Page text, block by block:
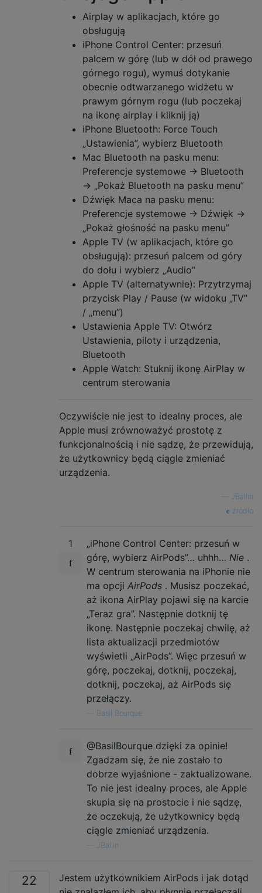
Airplay w aplikacjach, które go
obsługują
iPhone Control Center: przesuń
palcem w górę (lub w dół od prawego
górnego rogu), wymuś dotykanie
obecnie odtwarzanego widżetu w
prawym górnym rogu (lub poczekaj
na ikonę airplay i kliknij ją)
iPhone Bluetooth: Force Touch
„Ustawienia”, wybierz Bluetooth
Mac Bluetooth na pasku menu:
Preferencje systemowe → Bluetooth
→ „Pokaż Bluetooth na pasku menu”
Dźwięk Maca na pasku menu:
Preferencje systemowe → Dźwięk →
„Pokaż głośność na pasku menu”
Apple TV (w aplikacjach, które go
obsługują): przesuń palcem od góry
do dołu i wybierz „Audio”
Apple TV (alternatywnie): Przytrzymaj
przycisk Play / Pause (w widoku „TV”
/ „menu”)
Ustawienia Apple TV: Otwórz
Ustawienia, piloty i urządzenia,
Bluetooth
Apple Watch: Stuknij ikonę AirPlay w
centrum sterowania
Oczywiście nie jest to idealny proces, ale
Apple musi zrównoważyć prostotę z
funkcjonalnością i nie sądzę, że przewidują,
że użytkownicy będą ciągle zmieniać
urządzenia.
JBallin
źródło
1
„iPhone Control Center: przesuń w
górę, wybierz AirPods”… uhhh… Nie .
W centrum sterowania na iPhonie nie
ma opcji AirPods . Musisz poczekać,
aż ikona AirPlay pojawi się na karcie
„Teraz gra”. Następnie dotknij tę
ikonę. Następnie poczekaj chwilę, aż
lista aktualizacji przedmiotów
wyświetli „AirPods”. Więc przesuń w
górę, poczekaj, dotknij, poczekaj,
dotknij, poczekaj, aż AirPods się
przełączy.
Basil Bourque
@BasilBourque dzięki za opinie!
Zgadzam się, że nie zostało to
dobrze wyjaśnione - zaktualizowane.
To nie jest idealny proces, ale Apple
skupia się na prostocie i nie sądzę,
że oczekują, że użytkownicy będą
ciągle zmieniać urządzenia.
JBallin
22
Jestem użytkownikiem AirPods i jak dotąd